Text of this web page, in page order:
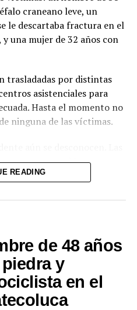
craneano leve, un
le descartaba fractura en el
una mujer de 32 años con
trasladadas por distintas
asistenciales para
Hasta el momento no
ninguna de las víctimas.
en el lugar
correspondientes para
congestión vehicular
de atención a los
involucrados.
READING
de 48 años
y
en el